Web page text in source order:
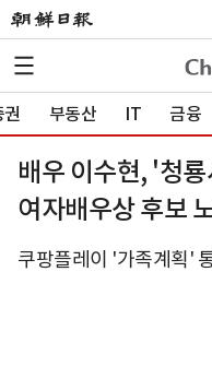
부동산 IT 금융
배우 이수현, '청
여자배우상 후보
쿠팡플레이 '가족계획'